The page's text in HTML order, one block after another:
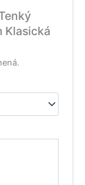
Klasická